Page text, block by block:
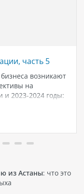
часть 5
возникают
на
и 2023-2024 годы:
из Астаны: что это